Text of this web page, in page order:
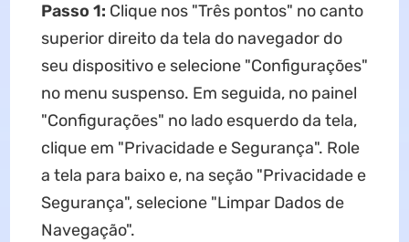
Passo 1: Clique nos "Três pontos" no canto
superior direito da tela do navegador do
seu dispositivo e selecione "Configurações"
no menu suspenso. Em seguida, no painel
"Configurações" no lado esquerdo da tela,
clique em "Privacidade e Segurança". Role
a tela para baixo e, na seção "Privacidade e
Segurança", selecione "Limpar Dados de
Navegação".